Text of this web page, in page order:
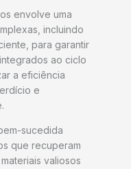
envolve uma
incluindo
para garantir
ao ciclo
a eficiência
e
sucedida
que recuperam
valiosos